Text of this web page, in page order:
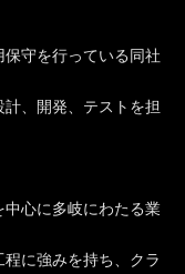
守を行っている同社
、開発、テストを担
心に多岐にわたる業
に強みを持ち、クラ